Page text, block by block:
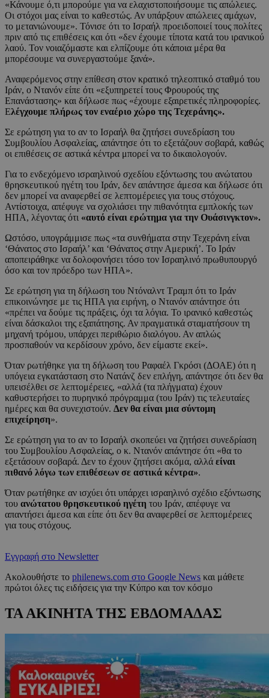
«Κάνουμε ό,τι μπορούμε για να ελαχιστοποιήσουμε τις απώλειες.
Οι στόχοι μας είναι το καθεστώς. Αν υπάρξουν απώλειες αμάχων,
το μετανιώνουμε». Τόνισε ότι το Ισραήλ προειδοποιεί τους πολίτες
πριν από τις επιθέσεις και ότι «δεν έχουμε τίποτα κατά του ιρανικού
λαού. Τον νοιαζόμαστε και ελπίζουμε ότι κάποια μέρα θα
μπορέσουμε να συνεργαστούμε ξανά».
Αναφερόμενος στην επίθεση στον κρατικό τηλεοπτικό σταθμό του
Ιράν, ο Ντανόν είπε ότι «εξυπηρετεί τους Φρουρούς της
Επανάστασης» και δήλωσε πως «έχουμε εξαιρετικές πληροφορίες.
Ελέγχουμε πλήρως τον εναέριο χώρο της Τεχεράνης».
Σε ερώτηση για το αν το Ισραήλ θα ζητήσει συνεδρίαση του
Συμβουλίου Ασφαλείας, απάντησε ότι το εξετάζουν σοβαρά, καθώς
οι επιθέσεις σε αστικά κέντρα μπορεί να το δικαιολογούν.
Για το ενδεχόμενο ισραηλινού σχεδίου εξόντωσης του ανώτατου
θρησκευτικού ηγέτη του Ιράν, δεν απάντησε άμεσα και δήλωσε ότι
δεν μπορεί να αναφερθεί σε λεπτομέρειες για τους στόχους.
Αντίστοιχα, απέφυγε να σχολιάσει την πιθανότητα εμπλοκής των
ΗΠΑ, λέγοντας ότι «αυτό είναι ερώτημα για την Ουάσινγκτον».
Ωστόσο, υπογράμμισε πως «τα συνθήματα στην Τεχεράνη είναι
‘Θάνατος στο Ισραήλ’ και ‘Θάνατος στην Αμερική’. Το Ιράν
αποπειράθηκε να δολοφονήσει τόσο τον Ισραηλινό πρωθυπουργό
όσο και τον πρόεδρο των ΗΠΑ».
Σε ερώτηση για τη δήλωση του Ντόναλντ Τραμπ ότι το Ιράν
επικοινώνησε με τις ΗΠΑ για ειρήνη, ο Ντανόν απάντησε ότι
«πρέπει να δούμε τις πράξεις, όχι τα λόγια. Το ιρανικό καθεστώς
είναι δάσκαλοι της εξαπάτησης. Αν πραγματικά σταματήσουν τη
μηχανή τρόμου, υπάρχει περιθώριο διαλόγου. Αν απλώς
προσπαθούν να κερδίσουν χρόνο, δεν είμαστε εκεί».
Όταν ρωτήθηκε για τη δήλωση του Ραφαέλ Γκρόσι (ΔΟΑΕ) ότι η
υπόγεια εγκατάσταση στο Νατάνζ δεν επλήγη, απάντησε ότι δεν θα
υπεισέλθει σε λεπτομέρειες, «αλλά (τα πλήγματα) έχουν
καθυστερήσει το πυρηνικό πρόγραμμα (του Ιράν) τις τελευταίες
ημέρες και θα συνεχιστούν. Δεν θα είναι μια σύντομη
επιχείρηση».
Σε ερώτηση για το αν το Ισραήλ σκοπεύει να ζητήσει συνεδρίαση
του Συμβουλίου Ασφαλείας, ο κ. Ντανόν απάντησε ότι «θα το
εξετάσουν σοβαρά. Δεν το έχουν ζητήσει ακόμα, αλλά είναι
πιθανό λόγω των επιθέσεων σε αστικά κέντρα».
Όταν ρωτήθηκε αν ισχύει ότι υπάρχει ισραηλινό σχέδιο εξόντωσης
του ανώτατου θρησκευτικού ηγέτη του Ιράν, απέφυγε να
απαντήσει άμεσα και είπε ότι δεν θα αναφερθεί σε λεπτομέρειες
για τους στόχους.
Εγγραφή στο Newsletter
Ακολουθήστε το philenews.com στο Google News και μάθετε
πρώτοι όλες τις ειδήσεις για την Κύπρο και τον κόσμο
ΤΑ ΑΚΙΝΗΤΑ ΤΗΣ ΕΒΔΟΜΑΔΑΣ